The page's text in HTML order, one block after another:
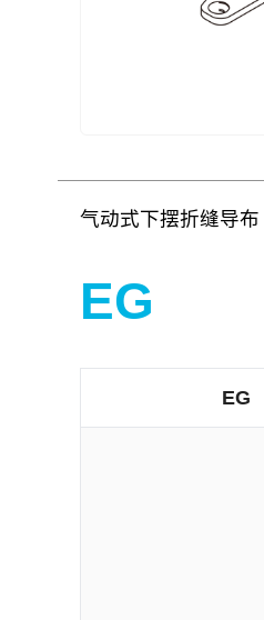
气动式下摆折缝导布
EG
EG